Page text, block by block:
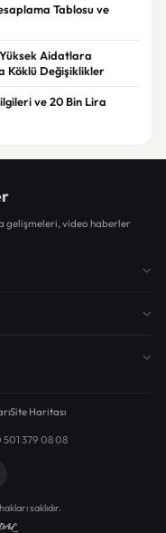
Tablosu ve
Aidatlara
Köklü Değişiklikler
ve 20 Bin Lira
gelişmeleri, video haberler
Site Haritası
501 379 08 08
saklıdır.